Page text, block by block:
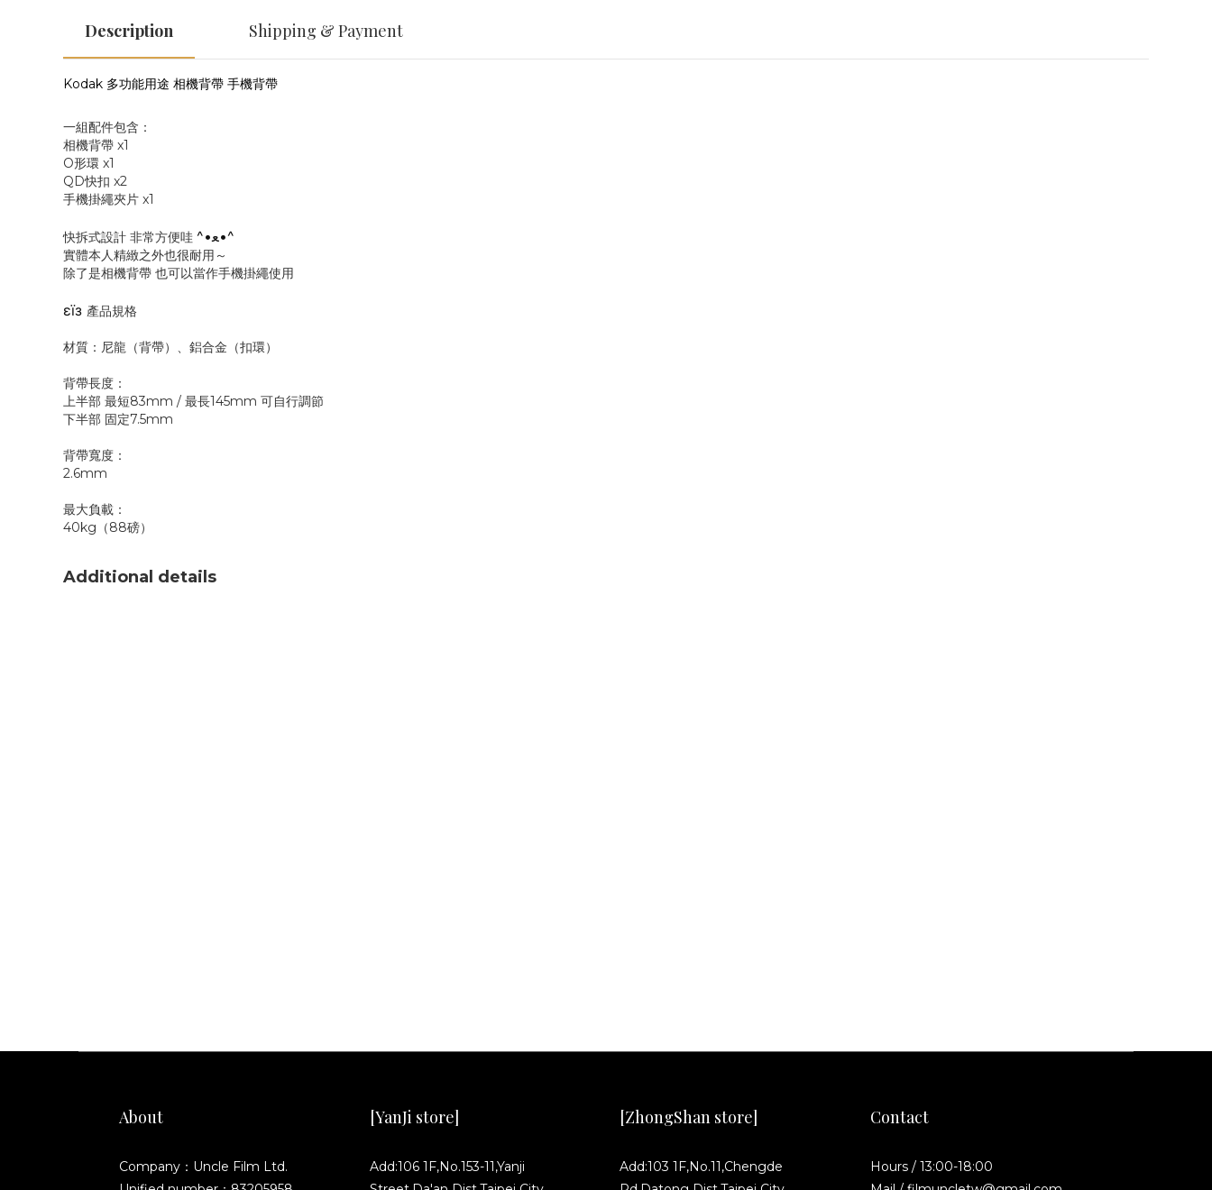
Description Shipping & Payment
Kodak 多功能用途 相機背帶 手機背帶
一組配件包含：
相機背帶 x1
O形環 x1
QD快扣 x2
手機掛繩夾片 x1
快拆式設計 非常方便哇 ^•ﻌ•^
實體本人精緻之外也很耐用～
除了是相機背帶 也可以當作手機掛繩使用
εïз 產品規格
材質：尼龍（背帶）、鋁合金（扣環）
背帶長度：
上半部 最短83mm / 最長145mm 可自行調節
下半部 固定7.5mm
背帶寬度：
2.6mm
最大負載：
40kg（88磅）
Additional details
About
Company：Uncle Film Ltd.
[YanJi store]
Add:106 1F,No.153-11,Yanji
[ZhongShan store]
Add:103 1F,No.11,Chengde
Contact
Hours / 13:00-18:00